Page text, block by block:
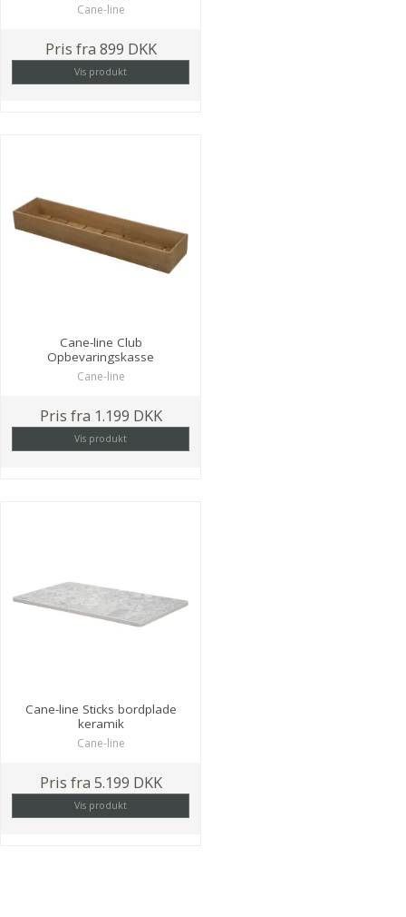
Cane-line
Pris fra 899 DKK
Vis produkt
Cane-line Club
Opbevaringskasse
Cane-line
Pris fra 1.199 DKK
Vis produkt
Cane-line Sticks bordplade
keramik
Cane-line
Pris fra 5.199 DKK
Vis produkt